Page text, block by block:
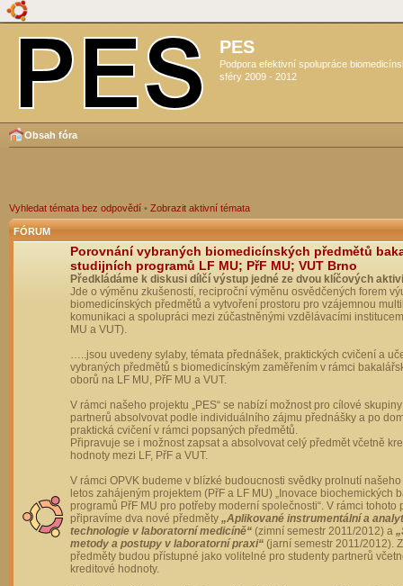
PES
Podpora efektivní spolupráce
sféry 2009 - 2012
Obsah fóra
Vyhledat témata bez odpovědí • Zobrazit aktivní témata
FÓRUM
Porovnání vybraných biomedicínských předmětů
studijních programů LF MU; PřF MU; VUT Brno
Předkládáme k diskusi dílčí výstup jedné ze dvou klíčových
Jde o výměnu zkušeností, reciproční výměnu osvědčených forem
biomedicínských předmětů a vytvoření prostoru pro vzájemnou
komunikaci a spolupráci mezi zúčastněnými vzdělávacími
MU a VUT).
…..jsou uvedeny sylaby, témata přednášek, praktických cvičení a
vybraných předmětů s biomedicínským zaměřením v rámci
oborů na LF MU, PřF MU a VUT.
V rámci našeho projektu „PES“ se nabízí možnost pro cílové
partnerů absolvovat podle individuálního zájmu přednášky a po
praktická cvičení v rámci popsaných předmětů.
Připravuje se i možnost zapsat a absolvovat celý předmět včetně
hodnoty mezi LF, PřF a VUT.
V rámci OPVK budeme v blízké budoucnosti svědky prolnutí
letos zahájeným projektem (PřF a LF MU) „Inovace biochemických
programů PřF MU pro potřeby moderní společnosti“. V rámci tohoto
připravíme dva nové předměty „Aplikované instrumentální a
technologie v laboratorní medicíně“ (zimní semestr 2011/2012) a
metody a postupy v laboratorní praxi“ (jarní semestr 2011/2012).
předměty budou přístupné jako volitelné pro studenty partnerů
kreditové hodnoty.